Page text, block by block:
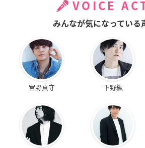
VOICE
みんなが気になっている
宮野真守 下野紘